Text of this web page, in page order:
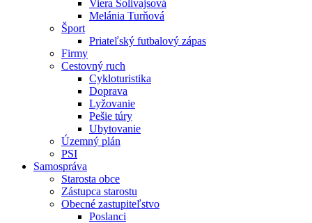
Viera Solivajsová
Melánia Turňová
Šport
Priateľský futbalový zápas
Firmy
Cestovný ruch
Cykloturistika
Doprava
Lyžovanie
Pešie túry
Ubytovanie
Územný plán
PSI
Samospráva
Starosta obce
Zástupca starostu
Obecné zastupiteľstvo
Poslanci